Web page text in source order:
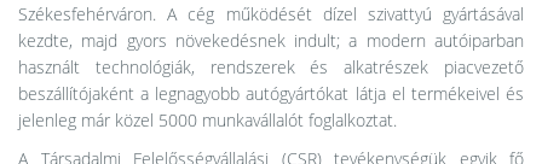
Székesfehérváron. A cég működését dízel szivattyú gyártásával
kezdte, majd gyors növekedésnek indult; a modern autóiparban
használt technológiák, rendszerek és alkatrészek piacvezető
beszállítójaként a legnagyobb autógyártókat látja el termékeivel és
jelenleg már közel 5000 munkavállalót foglalkoztat.
A Társadalmi Felelősségvállalási (CSR) tevékenységük egyik fő